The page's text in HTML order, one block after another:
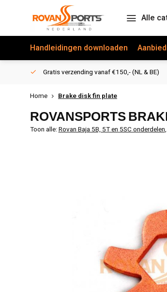
Alle
Handleidingen downloaden
Gratis verzending vanaf €150,- (NL & BE)
Home Brake disk fin plate
ROVANSPORTS
Toon alle:Rovan Baja 5B, 5T en 5SC onderdelen,